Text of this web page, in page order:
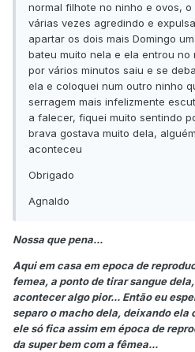
normal filhote no ninho e ovos,
várias vezes agredindo e
apartar os dois mais Domingo
bateu muito nela e ela entrou
por vários minutos saiu e se
ela e coloquei num outro ninho
serragem mais infelizmente
a falecer, fiquei muito sentindo
brava gostava muito dela,
aconteceu
Obrigado
Agnaldo
Nossa que pena...
Aqui em casa em epoca de
femea, a ponto de tirar sangue
acontecer algo pior... Então eu
separo o macho dela, deixando ela
ele só fica assim em época de
da super bem com a fêmea...